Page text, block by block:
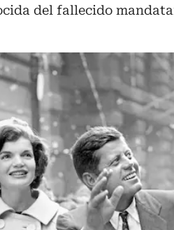
del fallecido